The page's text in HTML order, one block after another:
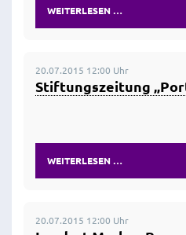
WEITERLESEN …
20.07.2015 12:00 Uhr
Stiftungszeitung
WEITERLESEN …
20.07.2015 12:00 Uhr